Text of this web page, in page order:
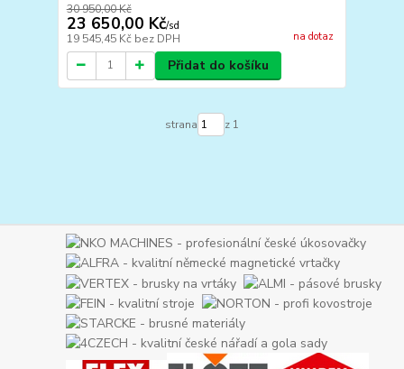
30 950,00 Kč
23 650,00 Kč/sd
19 545,45 Kč bez DPH na dotaz
Přidat do košíku
strana z 1